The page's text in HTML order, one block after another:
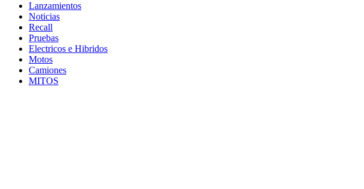
Lanzamientos
Noticias
Recall
Pruebas
Electricos e Hibridos
Motos
Camiones
MITOS